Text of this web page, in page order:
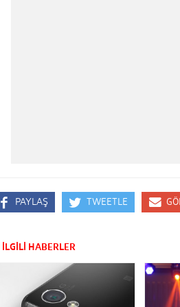
PAYLAŞ TWEETLE
İLGİLİ HABERLER